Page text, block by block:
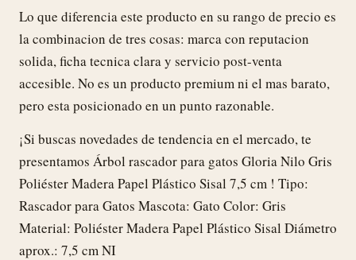
Lo que diferencia este producto en su rango de precio es
la combinacion de tres cosas: marca con reputacion
solida, ficha tecnica clara y servicio post-venta
accesible. No es un producto premium ni el mas barato,
pero esta posicionado en un punto razonable.
¡Si buscas novedades de tendencia en el mercado, te
presentamos Árbol rascador para gatos Gloria Nilo Gris
Poliéster Madera Papel Plástico Sisal 7,5 cm ! Tipo:
Rascador para Gatos Mascota: Gato Color: Gris
Material: Poliéster Madera Papel Plástico Sisal Diámetro
aprox.: 7,5 cm NI